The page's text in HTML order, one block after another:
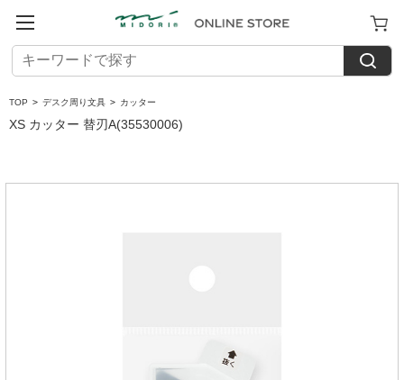
TOP > デスク周り文具 > カッター
XS カッター 替刃A(35530006)